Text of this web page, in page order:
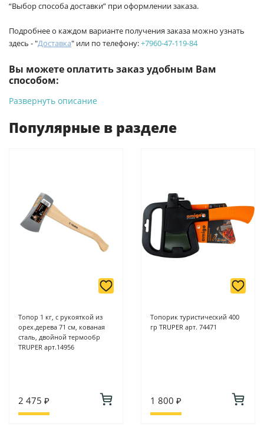
“Выбор способа доставки” при оформлении заказа.
Подробнее о каждом варианте получения заказа можно узнать
здесь - "Доставка" или по телефону:+7960-47-119-84
Вы можете оплатить заказ удобным Вам
способом:
-Банковской картой на сайте ProffЭлектро. Данный вид
Для юридических лиц: переводом на расчетный счет при
онлайн оплате заказа на сайте.
Подробнее о способах оплаты можно узнать здесь - "Оплата"
Развернуть описание
Популярные в разделе
Топор 1 кг, с рукояткой из
орех.дерева 71 см, кованая
сталь, двойной термообр
TRUPER арт.14956
2 475 ₽
Топорик туристический 400
гр TRUPER арт. 74471
1 800 ₽